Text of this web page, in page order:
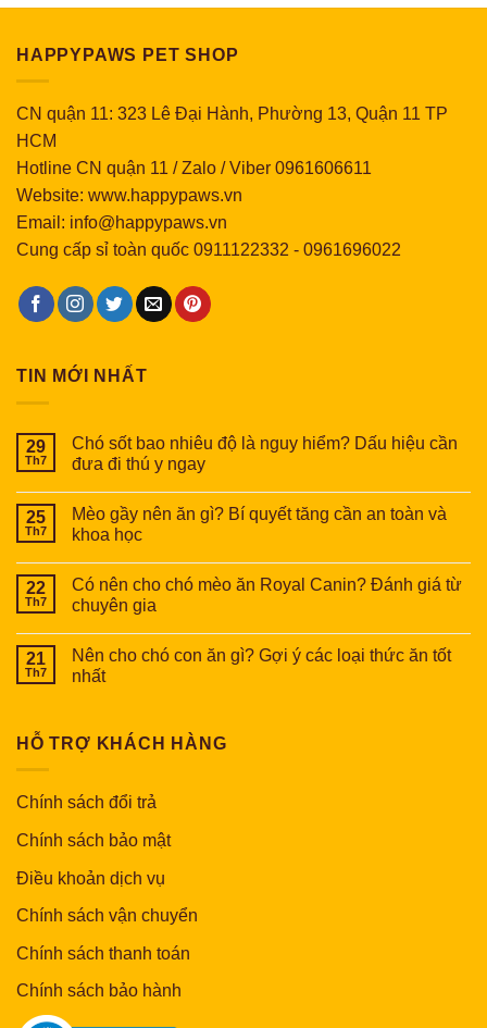
HAPPYPAWS PET SHOP
CN quận 11: 323 Lê Đại Hành, Phường 13, Quận 11 TP
HCM
Hotline CN quận 11 / Zalo / Viber 0961606611
Website: www.happypaws.vn
Email: info@happypaws.vn
Cung cấp sỉ toàn quốc 0911122332 - 0961696022
TIN MỚI NHẤT
29
Th7
Chó sốt bao nhiêu độ là nguy hiểm? Dấu hiệu cần
đưa đi thú y ngay
25
Th7
Mèo gầy nên ăn gì? Bí quyết tăng cần an toàn và
khoa học
22
Th7
Có nên cho chó mèo ăn Royal Canin? Đánh giá từ
chuyên gia
21
Th7
Nên cho chó con ăn gì? Gợi ý các loại thức ăn tốt
nhất
HỖ TRỢ KHÁCH HÀNG
Chính sách đổi trả
Chính sách bảo mật
Điều khoản dịch vụ
Chính sách vận chuyển
Chính sách thanh toán
Chính sách bảo hành